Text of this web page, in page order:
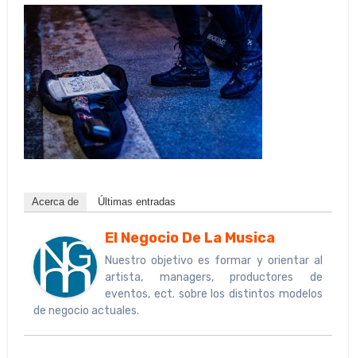
Acerca de Últimas entradas
El Negocio De La Musica
Nuestro objetivo es formar y orientar al
artista, managers, productores de
eventos, ect. sobre los distintos modelos
de negocio actuales.